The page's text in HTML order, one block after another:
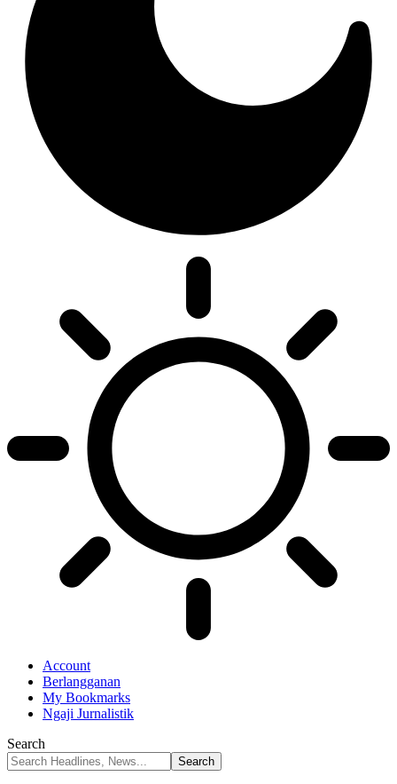
Account
Berlangganan
My Bookmarks
Ngaji Jurnalistik
Search